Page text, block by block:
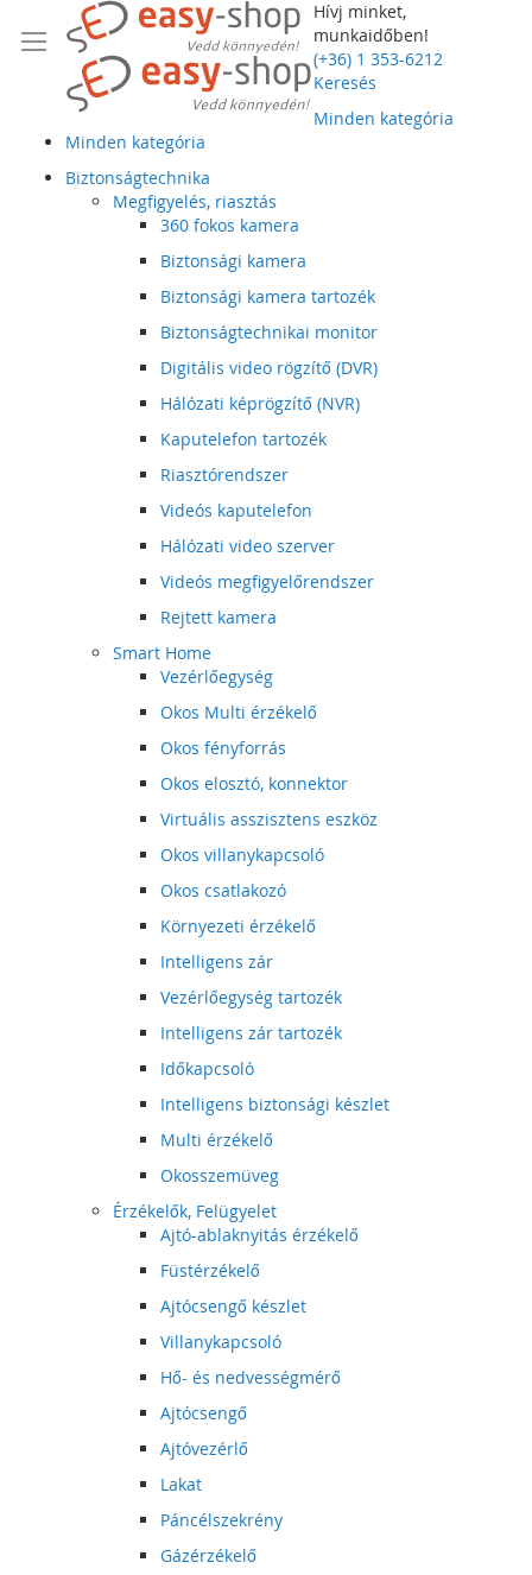
Hívj minket,
munkaidőben!
(+36) 1 353-6212
Keresés
Minden kategória
Minden kategória
Biztonságtechnika
Megfigyelés, riasztás
360 fokos kamera
Biztonsági kamera
Biztonsági kamera tartozék
Biztonságtechnikai monitor
Digitális video rögzítő (DVR)
Hálózati képrögzítő (NVR)
Kaputelefon tartozék
Riasztórendszer
Videós kaputelefon
Hálózati video szerver
Videós megfigyelőrendszer
Rejtett kamera
Smart Home
Vezérlőegység
Okos Multi érzékelő
Okos fényforrás
Okos elosztó, konnektor
Virtuális asszisztens eszköz
Okos villanykapcsoló
Okos csatlakozó
Környezeti érzékelő
Intelligens zár
Vezérlőegység tartozék
Intelligens zár tartozék
Időkapcsoló
Intelligens biztonsági készlet
Multi érzékelő
Okosszemüveg
Érzékelők, Felügyelet
Ajtó-ablaknyitás érzékelő
Füstérzékelő
Ajtócsengő készlet
Villanykapcsoló
Hő- és nedvességmérő
Ajtócsengő
Ajtóvezérlő
Lakat
Páncélszekrény
Gázérzékelő